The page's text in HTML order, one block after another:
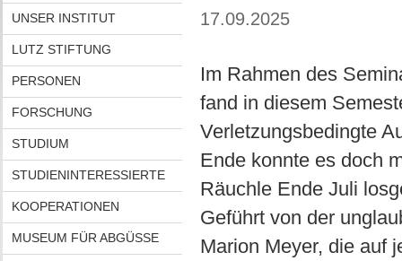
UNSER INSTITUT
LUTZ STIFTUNG
PERSONEN
FORSCHUNG
STUDIUM
STUDIENINTERESSIERTE
KOOPERATIONEN
MUSEUM FÜR ABGÜSSE
17.09.2025
Im Rahmen des
fand in diesem
Verletzungsbedingte
Ende konnte es doch
Räuchle Ende Juli
Geführt von der
Marion Meyer, die auf